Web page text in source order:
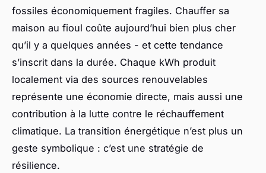
fossiles économiquement fragiles. Chauffer sa
maison au fioul coûte aujourd’hui bien plus cher
qu’il y a quelques années - et cette tendance
s’inscrit dans la durée. Chaque kWh produit
localement via des sources renouvelables
représente une économie directe, mais aussi une
contribution à la lutte contre le réchauffement
climatique. La transition énergétique n’est plus un
geste symbolique : c’est une stratégie de
résilience.